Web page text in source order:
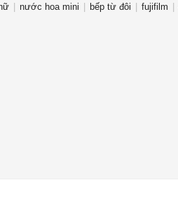
nước hoa mini bếp từ đôi fujifilm